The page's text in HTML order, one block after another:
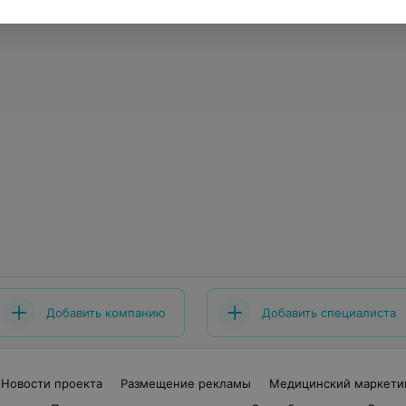
Добавить компанию Добавить специалиста
Новости проекта Размещение рекламы
Медицинский